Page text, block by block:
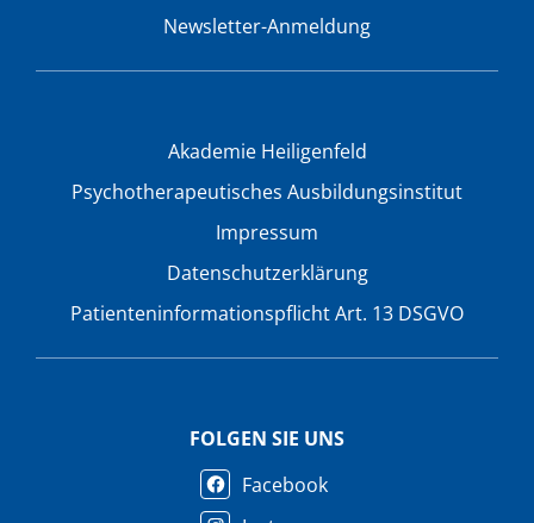
Newsletter-Anmeldung
Akademie Heiligenfeld
Psychotherapeutisches Ausbildungsinstitut
Impressum
Datenschutzerklärung
Patienteninformationspflicht Art. 13 DSGVO
FOLGEN SIE UNS
Facebook